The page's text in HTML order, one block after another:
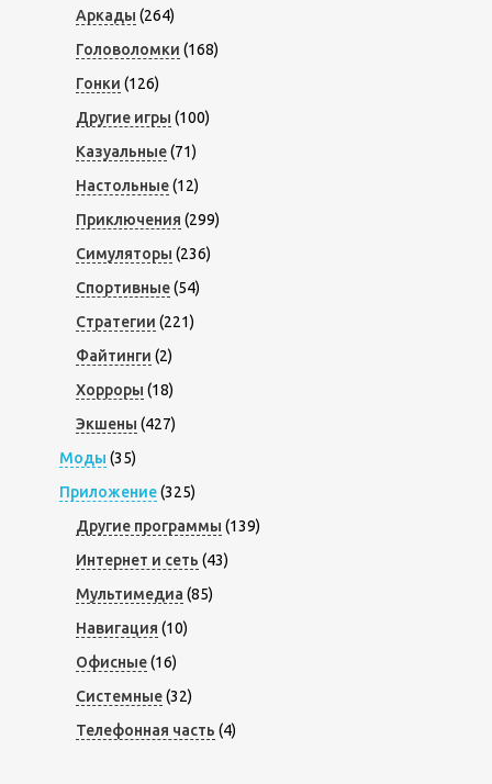
Аркады (264)
Головоломки (168)
Гонки (126)
Другие игры (100)
Казуальные(71)
Настольные(12)
Приключения (299)
Симуляторы (236)
Спортивные(54)
Стратегии (221)
Файтинги (2)
Хорроры (18)
Экшены (427)
Моды (35)
Приложение(325)
Другие программы (139)
Интернет и сеть (43)
Мультимедиа (85)
Навигация (10)
Офисные(16)
Системные(32)
Телефонная часть (4)